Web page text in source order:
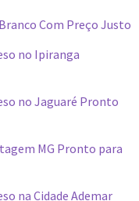
Com Preço Justo
no Ipiranga
no Jaguaré Pronto
MG Pronto para
na Cidade Ademar